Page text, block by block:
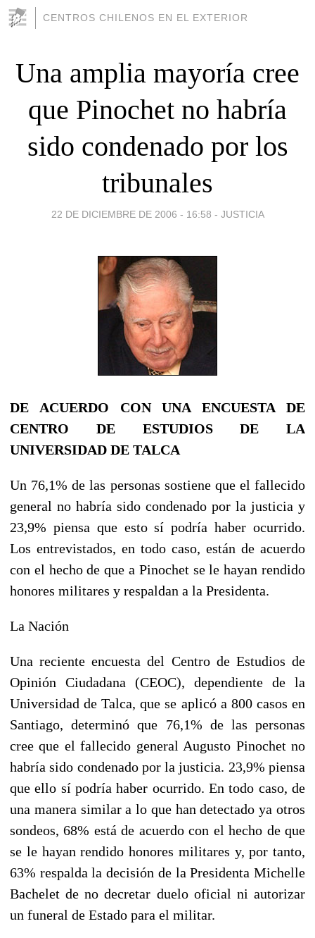
CENTROS CHILENOS EN EL EXTERIOR
Una amplia mayoría cree
que Pinochet no habría
sido condenado por los
tribunales
22 DE DICIEMBRE DE 2006 - 16:58 - JUSTICIA
DE ACUERDO CON UNA ENCUESTA DE
CENTRO DE ESTUDIOS DE LA
UNIVERSIDAD DE TALCA
Un 76,1% de las personas sostiene que el fallecido
general no habría sido condenado por la justicia y
23,9% piensa que esto sí podría haber ocurrido.
Los entrevistados, en todo caso, están de acuerdo
con el hecho de que a Pinochet se le hayan rendido
honores militares y respaldan a la Presidenta.
La Nación
Una reciente encuesta del Centro de Estudios de
Opinión Ciudadana (CEOC), dependiente de la
Universidad de Talca, que se aplicó a 800 casos en
Santiago, determinó que 76,1% de las personas
cree que el fallecido general Augusto Pinochet no
habría sido condenado por la justicia. 23,9% piensa
que ello sí podría haber ocurrido. En todo caso, de
una manera similar a lo que han detectado ya otros
sondeos, 68% está de acuerdo con el hecho de que
se le hayan rendido honores militares y, por tanto,
63% respalda la decisión de la Presidenta Michelle
Bachelet de no decretar duelo oficial ni autorizar
un funeral de Estado para el militar.